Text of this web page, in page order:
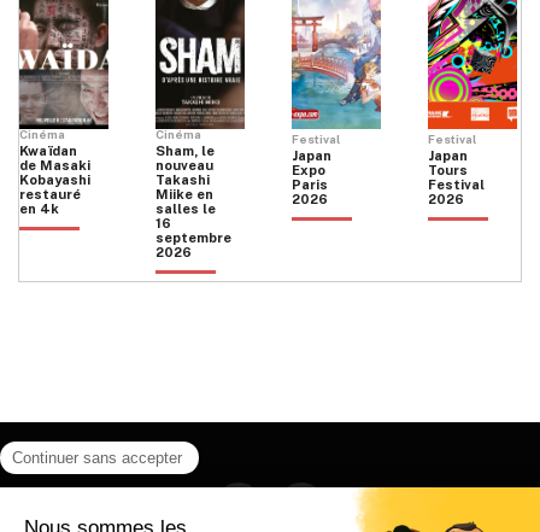
Cinéma
Kwaïdan
de Masaki
Kobayashi
restauré
en 4k
Cinéma
Sham, le
nouveau
Takashi
Miike en
salles le
16
septembre
2026
Festival
Japan
Expo
Paris
2026
Festival
Japan
Tours
Festival
2026
Instagram